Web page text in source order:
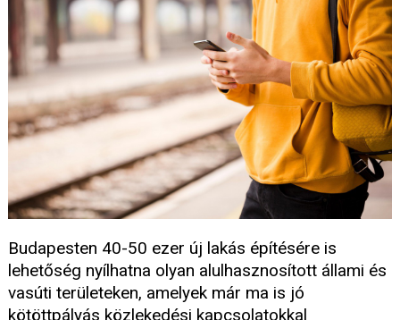
Budapesten 40-50 ezer új lakás építésére is
lehetőség nyílhatna olyan alulhasznosított állami és
vasúti területeken, amelyek már ma is jó
kötöttpályás közlekedési kapcsolatokkal